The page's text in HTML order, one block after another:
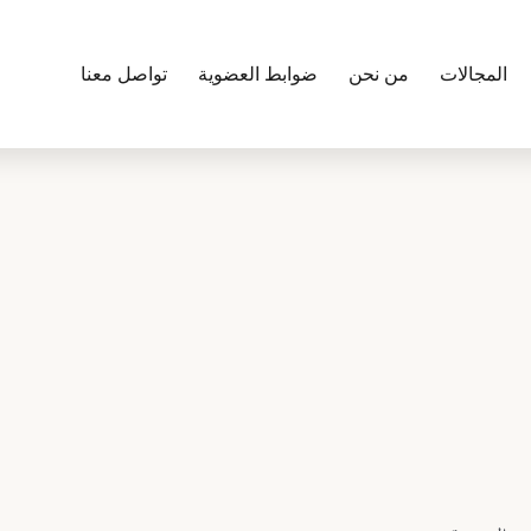
المجالات من نحن ضوابط العضوية تواصل معنا